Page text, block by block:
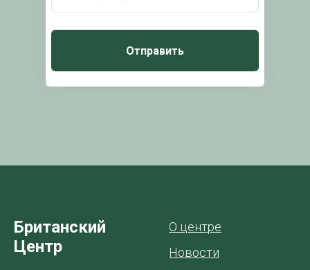
Отправить
Британский
Центр
О центре
Новости